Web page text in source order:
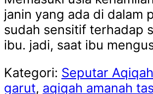
janin yang ada di dalam
sudah sensitif terhadap
ibu. jadi, saat ibu
Kategori: Seputar Aqiqah
garut, aqiqah amanah